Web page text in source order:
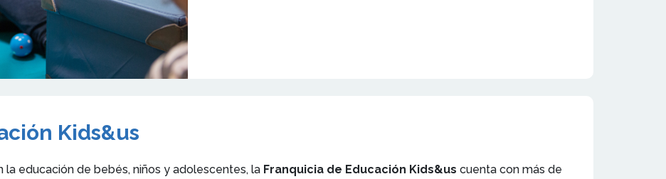
Kids&us
educación de bebés, niños y adolescentes, la Franquicia de Educación Kids&us cuenta con más de